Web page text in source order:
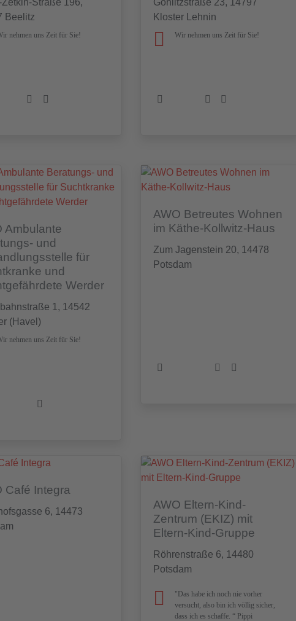
Beelitz
nehmen uns Zeit für Sie!
Kloster Lehnin
Wir nehmen uns Zeit für Sie!
Ambulante
und
für
und
Werder
1, 14542
(Havel)
nehmen uns Zeit für Sie!
AWO Betreutes Wohnen
im Käthe-Kollwitz-Haus
Zum Jagenstein 20, 14478
Potsdam
Café Integra
6, 14473
AWO Eltern-Kind-
Zentrum (EKIZ) mit
Eltern-Kind-Gruppe
Röhrenstraße 6, 14480
Potsdam
"Das habe ich noch nie vorher
versucht, also bin ich völlig sicher,
dass ich es schaffe. “ Pippi